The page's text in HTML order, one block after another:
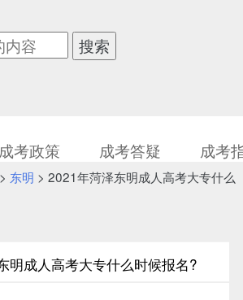
成考政策 成考答疑 成考
东明 > 2021年菏泽东明成人高考大专什么
明成人高考大专什么时候报名?